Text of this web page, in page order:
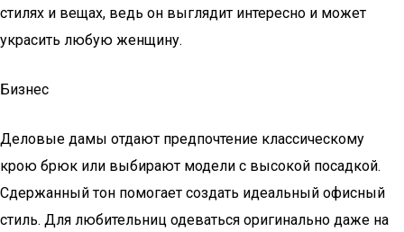
стилях и вещах, ведь он выглядит интересно и может
украсить любую женщину.
Бизнес
Деловые дамы отдают предпочтение классическому
крою брюк или выбирают модели с высокой посадкой.
Сдержанный тон помогает создать идеальный офисный
стиль. Для любительниц одеваться оригинально даже на